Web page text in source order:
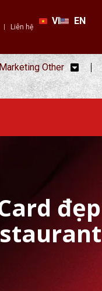
Liên hệ
VI EN
Marketing Other